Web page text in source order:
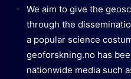
We aim to give the
through the
a popular science
geoforskning.no has
nationwide media such